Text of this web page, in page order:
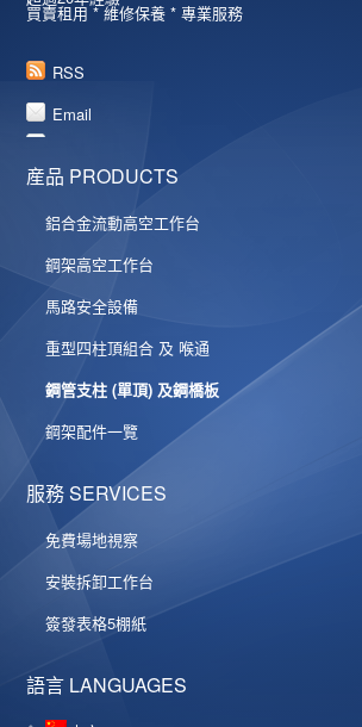
買賣租用 * 維修保養 * 專業服務
RSS
Email
産品 PRODUCTS
鋁合金流動高空工作台
鋼架高空工作台
馬路安全設備
重型四柱頂組合 及 喉通
鋼管支柱 (單頂) 及鋼橋板
鋼架配件一覽
服務 SERVICES
免費場地視察
安裝拆卸工作台
簽發表格5棚紙
語言 LANGUAGES